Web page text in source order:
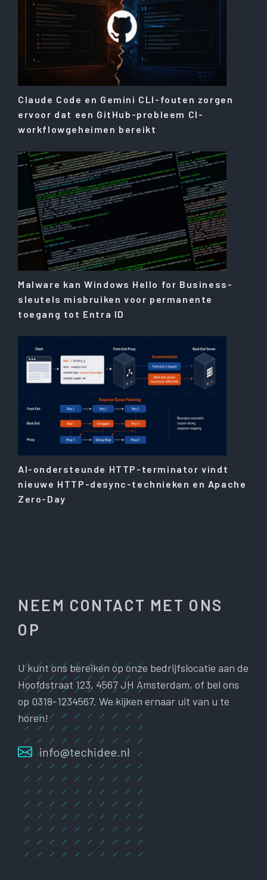
Claude Code en Gemini CLI-fouten zorgen
ervoor dat een GitHub-probleem CI-
workflowgeheimen bereikt
Malware kan Windows Hello for Business-
sleutels misbruiken voor permanente
toegang tot Entra ID
AI-ondersteunde HTTP-terminator vindt
nieuwe HTTP-desync-technieken en Apache
Zero-Day
NEEM CONTACT MET ONS
OP
U kunt ons bereiken op onze bedrijfslocatie aan de
Hoofdstraat 123, 4567 JH Amsterdam, of bel ons
op 0318-1234567. We kijken ernaar uit van u te
horen!
info@techidee.nl